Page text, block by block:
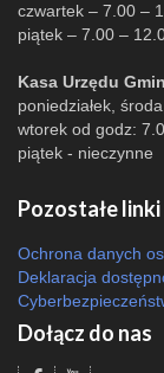
czwartek – 7.00 –
piątek – 7.00 –
Kasa Urzędu
poniedziałek,
wtorek od godz:
piątek - nieczynne
Pozostałe linki
Ochrona danych
Deklaracja
Dołącz do nas